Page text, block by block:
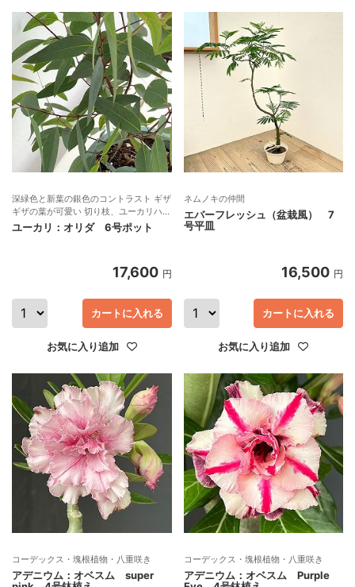
深緑色と新葉の銀色のコントラスト ギザ
ギザの葉が可愛い 切り枝、ユーカリハニ
ーにも
ユーカリ：オリダ 6号ポット
17,600 円
カートに入れる
お気に入り追加
ネムノキの仲間
エバーフレッシュ（盆栽風） 7
号平皿
16,500 円
カートに入れる
お気に入り追加
コーデックス・塊根植物・八重咲き
アデニウム：オベスム super
コーデックス・塊根植物・八重咲き
アデニウム：オベスム Purple